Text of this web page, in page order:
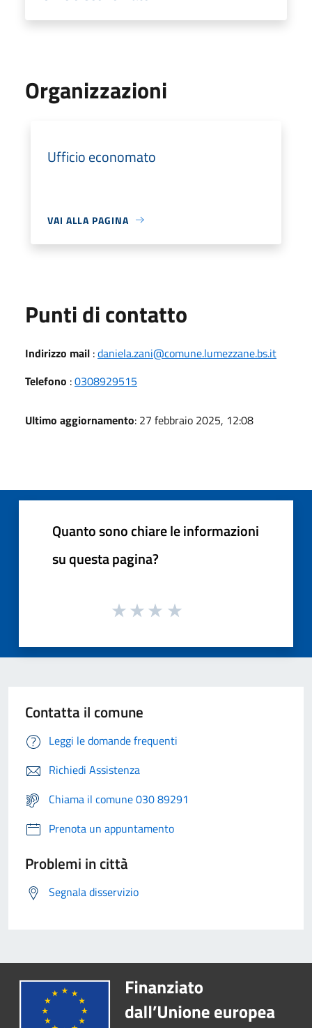
Organizzazioni
Ufficio economato
VAI ALLA PAGINA
Punti di contatto
Indirizzo mail :daniela.zani@comune.lumezzane.bs.it
Telefono :0308929515
Ultimo aggiornamento: 27 febbraio 2025, 12:08
Quanto sono chiare le informazioni
su questa pagina?
Contatta il comune
Leggi le domande frequenti
Richiedi Assistenza
Chiama il comune 030 89291
Prenota un appuntamento
Problemi in città
Segnala disservizio